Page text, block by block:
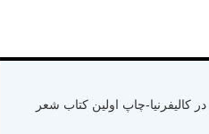
کسب لیسانس از دانشگاه ملی ایران- کوچ به ینگه دنیا سال ۱۳۶۵ و اقامت در کالیفرنیا-چاپ اولین کتاب شعر